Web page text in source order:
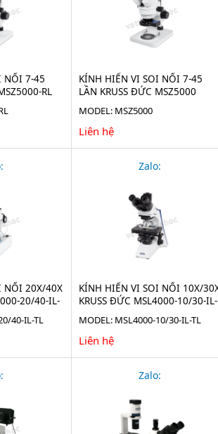
NỔI 7-45
RL
KÍNH HIỂN VI SOI NỔI 7-45
LẦN KRUSS ĐỨC MSZ5000
MODEL: MSZ5000
Liên hệ
NỔI 20X/40X
20/40-IL-
40-IL-TL
Zalo:
KÍNH HIỂN VI SOI NỔI 10X/
KRUSS ĐỨC MSL4000-10/30-IL-
MODEL: MSL4000-10/30-IL-TL
Liên hệ
Zalo: